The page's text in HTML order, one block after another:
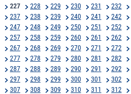
227
228 229 230 231 232
237
238 239 240 241 242
247
248 249 250 251 252
257
258 259 260 261 262
267
268 269 270 271 272
277
278 279 280 281 282
287
288 289 290 291 292
297
298 299 300 301 302
307
308 309 310 311 312